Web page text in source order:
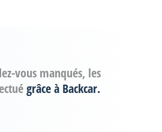
vous manqués, les
grâce à Backcar.